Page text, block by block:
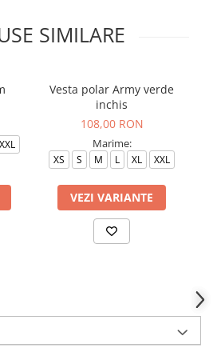
SIMILARE
XXL
Vesta polar Army verde
inchis
108,00 RON
Marime:
XS S M L XL XXL
VEZI VARIANTE